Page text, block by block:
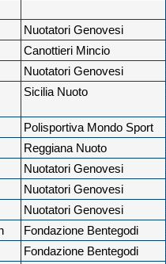
Nuotatori Genovesi
Canottieri Mincio
Nuotatori Genovesi
Sicilia Nuoto
Polisportiva Mondo Sport
Reggiana Nuoto
Nuotatori Genovesi
Nuotatori Genovesi
Nuotatori Genovesi
Fondazione Bentegodi
Fondazione Bentegodi